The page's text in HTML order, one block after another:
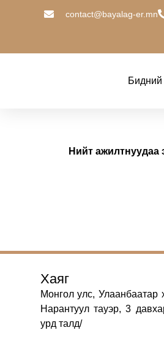
contact@bayalag-er.mn
Бидний
Нийт ажилтнуудаа
Монгол улс, Улаанбаатар
Нарантуул тауэр, 3
урд талд/
Хаяг